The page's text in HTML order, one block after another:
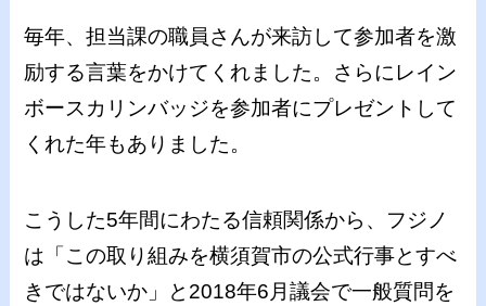
毎年、担当課の職員さんが来訪して参加者を激
励する言葉をかけてくれました。さらにレイン
ボースカリンバッジを参加者にプレゼントして
くれた年もありました。
こうした5年間にわたる信頼関係から、フジノ
は「この取り組みを横須賀市の公式行事とすべ
きではないか」と2018年6月議会で一般質問を